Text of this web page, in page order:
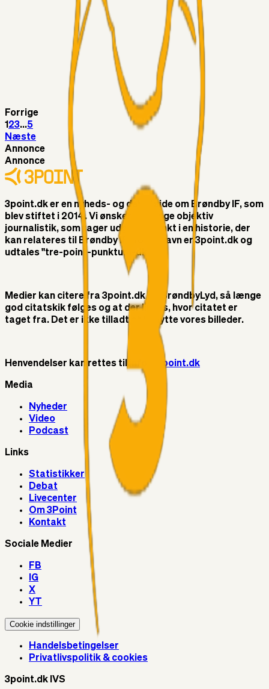
05. aug. 2026
Brøndby-TV og u-19
04. aug. 2026
5. Forudsigelser op til Horsens kampen.
Forrige
1 23...5
Næste
Annonce
Annonce
3point.dk er en nyheds- og debatside om Brøndby IF, som
blev stiftet i 2014. Vi ønsker at bringe objektiv
journalistik, som tager udgangspunkt i en historie, der
kan relateres til Brøndby IF. Vores navn er 3point.dk og
udtales "tre-point-punktum-dk"
Medier kan citere fra 3point.dk og BrøndbyLyd, så længe
god citatskik følges og at der linkes, hvor citatet er
taget fra. Det er ikke tilladt at benytte vores billeder.
Henvendelser kan rettes til info@3point.dk
Media
Nyheder
Video
Podcast
Links
Statistikker
Debat
Livecenter
Om 3Point
Kontakt
Sociale Medier
FB
IG
X
YT
Cookie indstillinger
Handelsbetingelser
Privatlivspolitik & cookies
3point.dk IVS